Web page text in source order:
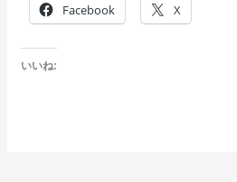
Facebook X
いいね: